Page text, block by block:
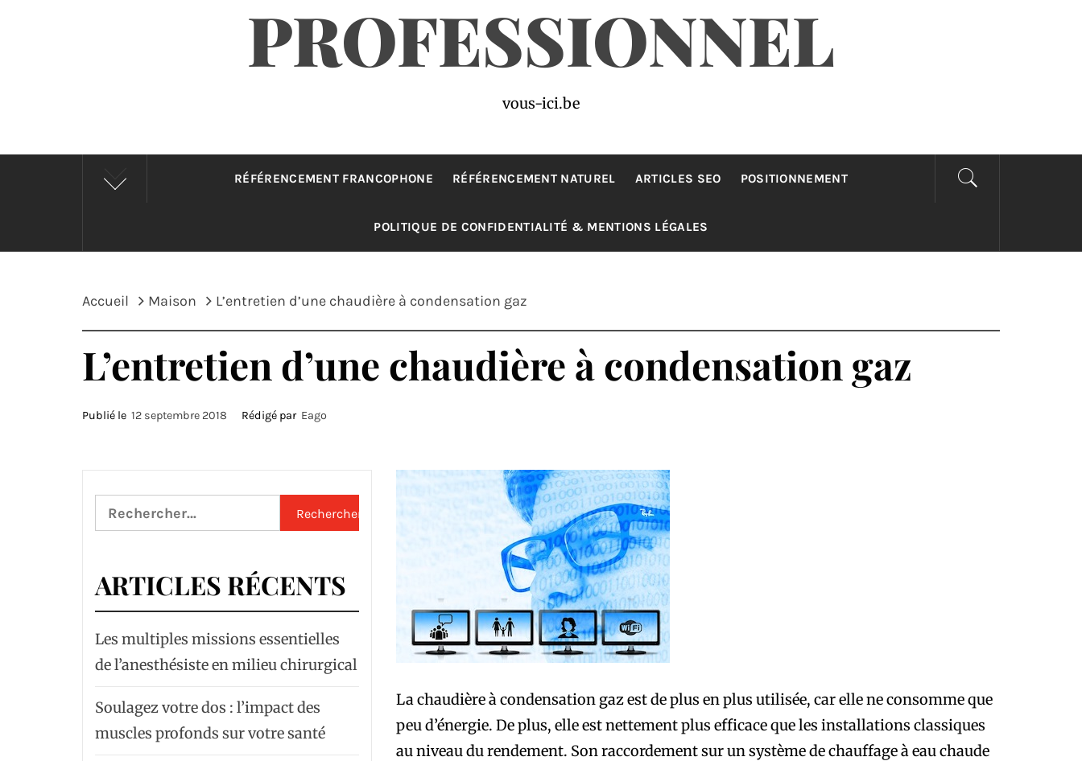
PROFESSIONNEL
vous-ici.be
RÉFÉRENCEMENT FRANCOPHONE RÉFÉRENCEMENT NATUREL ARTICLES SEO POSITIONNEMENT
POLITIQUE DE CONFIDENTIALITÉ & MENTIONS LÉGALES
Accueil Maison L’entretien d’une chaudière à condensation gaz
L’entretien d’une chaudière à condensation gaz
Publié le 12 septembre 2018 Rédigé par Eago
La chaudière à condensation gaz est de plus en plus utilisée, car elle ne consomme que
peu d’énergie. De plus, elle est nettement plus efficace que les installations classiques
au niveau du rendement. Son raccordement sur un système de chauffage à eau chaude
Rechercher :
ARTICLES RÉCENTS
Les multiples missions essentielles
de l’anesthésiste en milieu chirurgical
Soulagez votre dos : l’impact des
muscles profonds sur votre santé